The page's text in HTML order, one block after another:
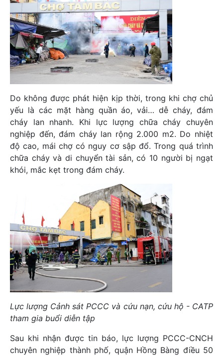
Do không được phát hiện kịp thời, trong khi chợ chủ
yếu là các mặt hàng quần áo, vải… dễ cháy, đám
cháy lan nhanh. Khi lực lượng chữa cháy chuyên
nghiệp đến, đám cháy lan rộng 2.000 m2. Do nhiệt
độ cao, mái chợ có nguy cơ sập đổ. Trong quá trình
chữa cháy và di chuyển tài sản, có 10 người bị ngạt
khói, mắc kẹt trong đám cháy.
Lực lượng Cảnh sát PCCC và cứu nạn, cứu hộ - CATP
tham gia buổi diễn tập
Sau khi nhận được tin báo, lực lượng PCCC-CNCH
chuyên nghiệp thành phố, quận Hồng Bàng điều 50